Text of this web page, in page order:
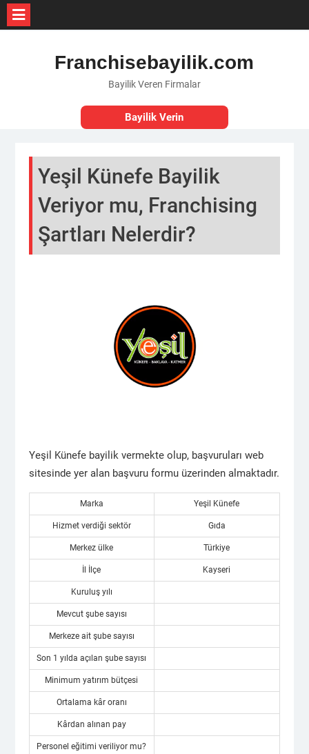
Franchisebayilik.com
Bayilik Veren Firmalar
Bayilik Verin
Yeşil Künefe Bayilik
Veriyor mu, Franchising
Şartları Nelerdir?
Yeşil Künefe bayilik vermekte olup, başvuruları web
sitesinde yer alan başvuru formu üzerinden almaktadır.
Marka Yeşil Künefe
Hizmet verdiği sektör Gıda
Merkez ülke Türkiye
İl İlçe Kayseri
Kuruluş yılı
Mevcut şube sayısı
Merkeze ait şube sayısı
Son 1 yılda açılan şube sayısı
Minimum yatırım bütçesi
Ortalama kâr oranı
Kârdan alınan pay
Personel eğitimi veriliyor mu?